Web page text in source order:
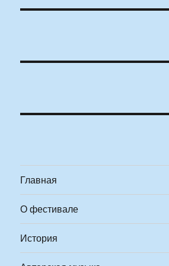
Главная
О фестивале
История